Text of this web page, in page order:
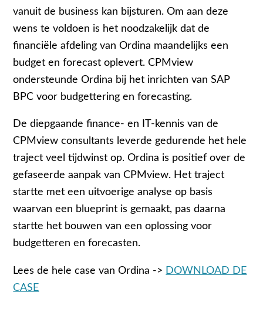
vanuit de business kan bijsturen. Om aan deze
wens te voldoen is het noodzakelijk dat de
financiële afdeling van Ordina maandelijks een
budget en forecast oplevert. CPMview
ondersteunde Ordina bij het inrichten van SAP
BPC voor budgettering en forecasting.
De diepgaande finance- en IT-kennis van de
CPMview consultants leverde gedurende het hele
traject veel tijdwinst op. Ordina is positief over de
gefaseerde aanpak van CPMview. Het traject
startte met een uitvoerige analyse op basis
waarvan een blueprint is gemaakt, pas daarna
startte het bouwen van een oplossing voor
budgetteren en forecasten.
Lees de hele case van Ordina -> DOWNLOAD DE
CASE